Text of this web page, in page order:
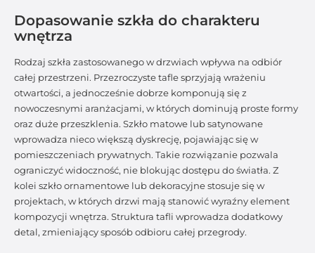
Dopasowanie szkła do charakteru
wnętrza
Rodzaj szkła zastosowanego w drzwiach wpływa na odbiór
całej przestrzeni. Przezroczyste tafle sprzyjają wrażeniu
otwartości, a jednocześnie dobrze komponują się z
nowoczesnymi aranżacjami, w których dominują proste formy
oraz duże przeszklenia. Szkło matowe lub satynowane
wprowadza nieco większą dyskrecję, pojawiając się w
pomieszczeniach prywatnych. Takie rozwiązanie pozwala
ograniczyć widoczność, nie blokując dostępu do światła. Z
kolei szkło ornamentowe lub dekoracyjne stosuje się w
projektach, w których drzwi mają stanowić wyraźny element
kompozycji wnętrza. Struktura tafli wprowadza dodatkowy
detal, zmieniający sposób odbioru całej przegrody.